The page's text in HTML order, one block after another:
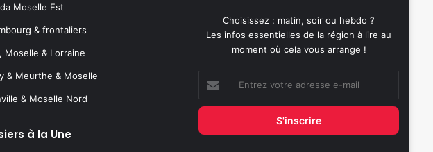
Moselle Est
& frontaliers
Moselle & Lorraine
& Meurthe & Moselle
& Moselle Nord
à la Une
Choisissez : matin, soir ou hebdo ?
Les infos essentielles de la région à lire au
moment où cela vous arrange !
votre
adresse
mail